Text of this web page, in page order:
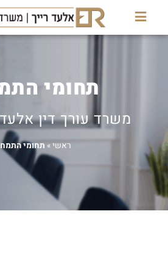
תחומי
משרד עורך דין
ראשי» תחומי